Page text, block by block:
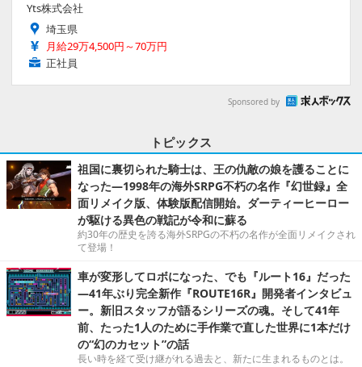
Yts株式会社
埼玉県
月給29万4,500円～70万円
正社員
Sponsored by
トピックス
祖国に裏切られた騎士は、王の仇敵の娘を護ることに
なった―1998年の海外SRPG不朽の名作『幻世録』全
面リメイク版、体験版配信開始。ダーティーヒーロー
が駆ける異色の戦記が令和に蘇る
約30年の歴史を誇る海外SRPGの不朽の名作が全面リメイクされ
て登場！
車が変形してロボになった、でも『ルート16』だった
―41年ぶり完全新作『ROUTE16R』開発者インタビュ
ー。新旧スタッフが語るシリーズの魂。そして41年
前、たった1人のために手作業で直した世界に1本だけ
の“幻のカセット”の話
長い時を経て受け継がれる過去と、新たに生まれるものとは。